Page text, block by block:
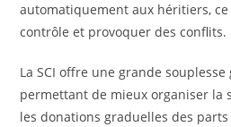
automatiquement aux héritiers,
contrôle et provoquer des conflits.
La SCI offre une grande
permettant de mieux organiser la
les donations graduelles des